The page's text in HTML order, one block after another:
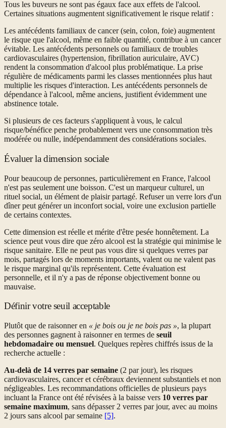
Tous les buveurs ne sont pas égaux face aux effets de l'alcool.
Certaines situations augmentent significativement le risque relatif :
Les antécédents familiaux de cancer (sein, colon, foie) augmentent
le risque que l'alcool, même en faible quantité, contribue à un cancer
évitable. Les antécédents personnels ou familiaux de troubles
cardiovasculaires (hypertension, fibrillation auriculaire, AVC)
rendent la consommation d'alcool plus problématique. La prise
régulière de médicaments parmi les classes mentionnées plus haut
multiplie les risques d'interaction. Les antécédents personnels de
dépendance à l'alcool, même anciens, justifient évidemment une
abstinence totale.
Si plusieurs de ces facteurs s'appliquent à vous, le calcul
risque/bénéfice penche probablement vers une consommation très
modérée ou nulle, indépendamment des considérations sociales.
Évaluer la dimension sociale
Pour beaucoup de personnes, particulièrement en France, l'alcool
n'est pas seulement une boisson. C'est un marqueur culturel, un
rituel social, un élément de plaisir partagé. Refuser un verre lors d'un
dîner peut générer un inconfort social, voire une exclusion partielle
de certains contextes.
Cette dimension est réelle et mérite d'être pesée honnêtement. La
science peut vous dire que zéro alcool est la stratégie qui minimise le
risque sanitaire. Elle ne peut pas vous dire si quelques verres par
mois, partagés lors de moments importants, valent ou ne valent pas
le risque marginal qu'ils représentent. Cette évaluation est
personnelle, et il n'y a pas de réponse objectivement bonne ou
mauvaise.
Définir votre seuil acceptable
Plutôt que de raisonner en « je bois ou je ne bois pas », la plupart
des personnes gagnent à raisonner en termes de seuil
hebdomadaire ou mensuel. Quelques repères chiffrés issus de la
recherche actuelle :
Au-delà de 14 verres par semaine (2 par jour), les risques
cardiovasculaires, cancer et cérébraux deviennent substantiels et non
négligeables. Les recommandations officielles de plusieurs pays
incluant la France ont été révisées à la baisse vers 10 verres par
semaine maximum, sans dépasser 2 verres par jour, avec au moins
2 jours sans alcool par semaine [5].